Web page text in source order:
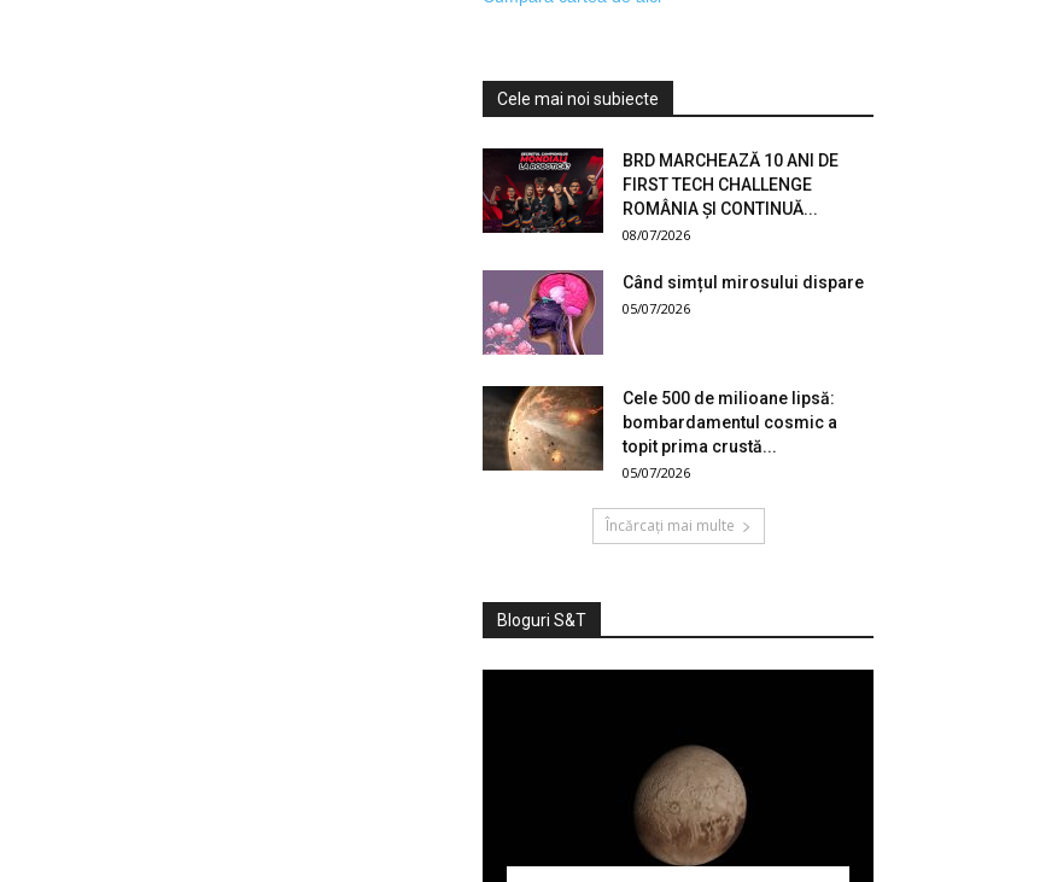
Cele mai noi subiecte
BRD MARCHEAZĂ 10 ANI DE
FIRST TECH CHALLENGE
ROMÂNIA ȘI CONTINUĂ...
08/07/2026
Când simțul mirosului dispare
05/07/2026
Cele 500 de milioane lipsă:
bombardamentul cosmic a
topit prima crustă...
05/07/2026
Încărcați mai multe
Bloguri S&T